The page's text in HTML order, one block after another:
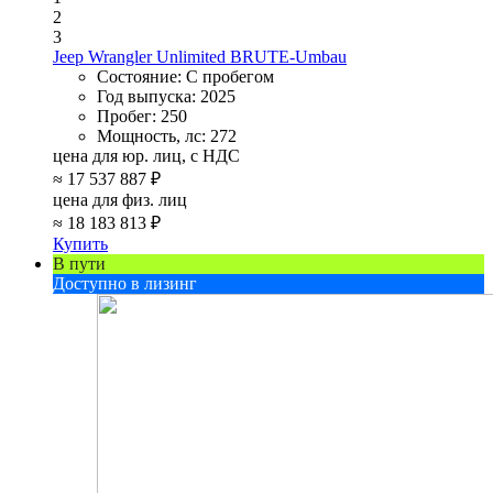
2
3
Jeep Wrangler Unlimited BRUTE-Umbau
Состояние: С пробегом
Год выпуска: 2025
Пробег: 250
Мощность, лс: 272
цена для юр. лиц, с НДС
≈ 17 537 887 ₽
цена для физ. лиц
≈ 18 183 813 ₽
Купить
В пути
Доступно в лизинг